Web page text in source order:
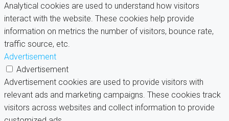
Analytical cookies are used to understand how visitors
interact with the website. These cookies help provide
information on metrics the number of visitors, bounce rate,
traffic source, etc.
Advertisement
Advertisement
Advertisement cookies are used to provide visitors with
relevant ads and marketing campaigns. These cookies track
visitors across websites and collect information to provide